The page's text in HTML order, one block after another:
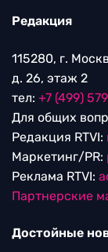
Редакция
115280, г.
д. 26, этаж 2
тел: +7 (499)
Для общих
Редакция RTVI:
Маркетинг/PR:
Реклама RTVI:
Партнерские
Достойные